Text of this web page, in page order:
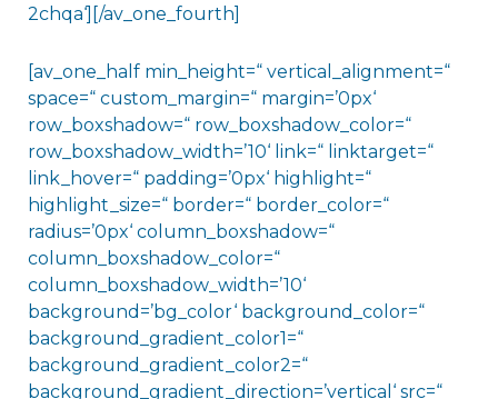
2chqa‘][/av_one_fourth]
[av_one_half min_height=“ vertical_alignment=“
space=“ custom_margin=“ margin=’0px‘
row_boxshadow=“ row_boxshadow_color=“
row_boxshadow_width=’10‘ link=“ linktarget=“
link_hover=“ padding=’0px‘ highlight=“
highlight_size=“ border=“ border_color=“
radius=’0px‘ column_boxshadow=“
column_boxshadow_color=“
column_boxshadow_width=’10‘
background=’bg_color‘ background_color=“
background_gradient_color1=“
background_gradient_color2=“
background_gradient_direction=’vertical‘ src=“